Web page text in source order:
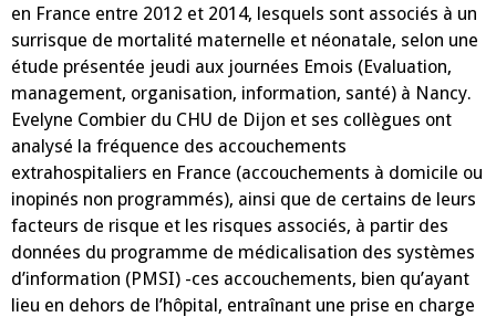
en France entre 2012 et 2014, lesquels sont associés à un
surrisque de mortalité maternelle et néonatale, selon une
étude présentée jeudi aux journées Emois (Evaluation,
management, organisation, information, santé) à Nancy.
Evelyne Combier du CHU de Dijon et ses collègues ont
analysé la fréquence des accouchements
extrahospitaliers en France (accouchements à domicile ou
inopinés non programmés), ainsi que de certains de leurs
facteurs de risque et les risques associés, à partir des
données du programme de médicalisation des systèmes
d’information (PMSI) -ces accouchements, bien qu’ayant
lieu en dehors de l’hôpital, entraînant une prise en charge